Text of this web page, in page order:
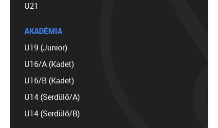
U21
AKADÉMIA
U19 (Junior)
U16/A (Kadet)
U16/B (Kadet)
U14 (Serdülő/A)
U14 (Serdülő/B)